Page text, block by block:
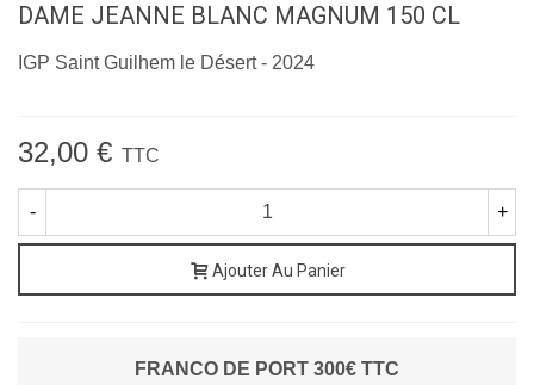
DAME JEANNE BLANC MAGNUM 150 CL
IGP Saint Guilhem le Désert - 2024
32,00 € TTC
- +
Ajouter Au Panier
FRANCO DE PORT 300€ TTC